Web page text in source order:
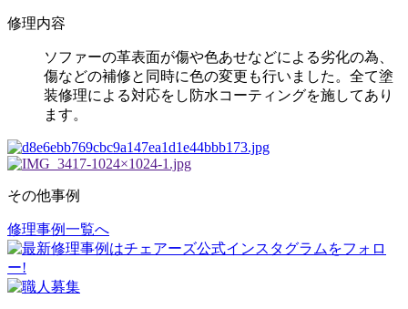
修理内容
ソファーの革表面が傷や色あせなどによる劣化の為、
傷などの補修と同時に色の変更も行いました。全て塗
装修理による対応をし防水コーティングを施してあり
ます。
その他事例
投
稿
ナ
修理事例一覧へ